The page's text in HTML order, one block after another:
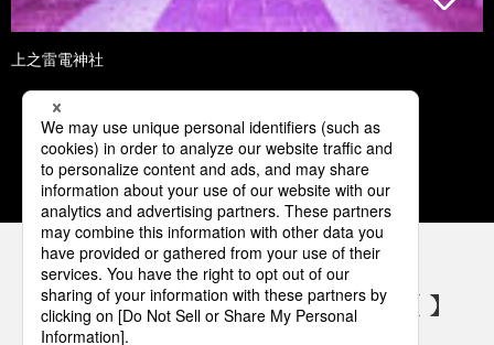
上之雷電神社
1 2 3 4 5
パナソニックの電気設備 SNSアカウント